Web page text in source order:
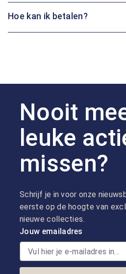
Hoe kan ik betalen?
Nooit
leuke
missen?
Schrijf je in voor onze
eerste op de hoogte van
nieuwe collecties.
Jouw emailadres